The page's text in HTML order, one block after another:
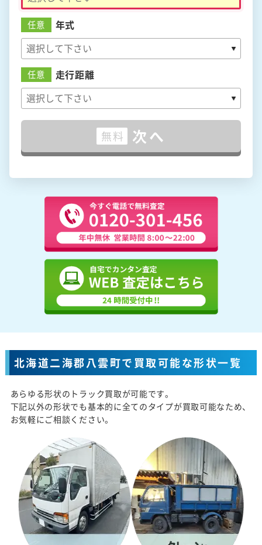
任意 年式
任意 走行距離
無料 次へ
北海道二海郡八雲町で買取可能な形状一覧
あらゆる形状のトラック買取が可能です。
下記以外の形状でも基本的に全てのタイプが買取可能なため、
お気軽にご相談ください。